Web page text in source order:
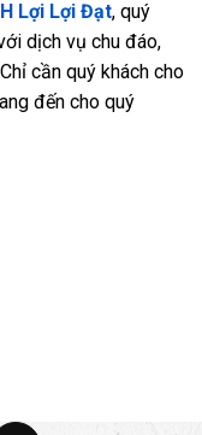
Lợi Lợi Đạt, quý
dịch vụ chu đáo,
cần quý khách cho
đến cho quý